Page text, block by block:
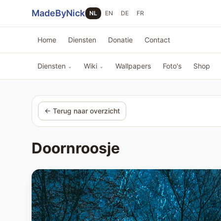
MadeByNick NL EN DE FR
Home Diensten Donatie Contact
Diensten ⌄ Wiki ⌄ Wallpapers Foto's Shop
← Terug naar overzicht
Doornroosje